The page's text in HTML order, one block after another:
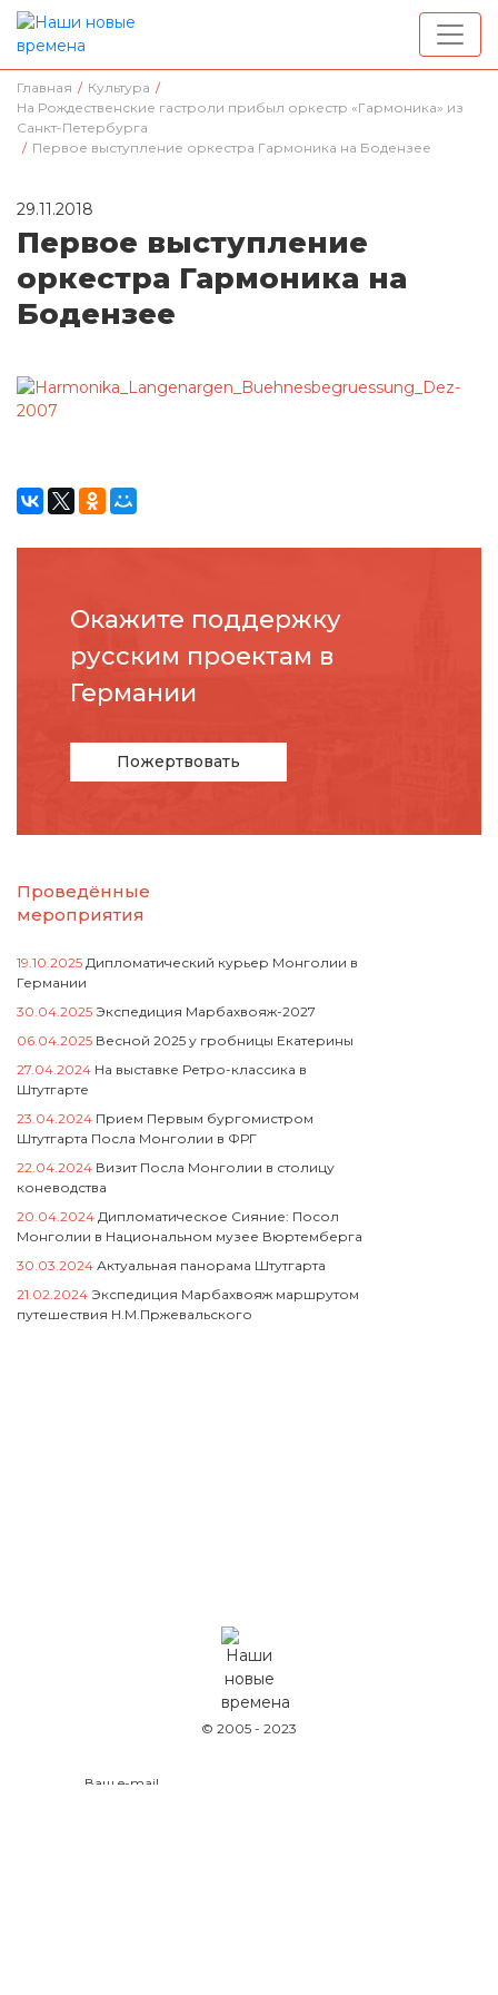
Главная / Культура /
На Рождественские гастроли прибыл оркестр «Гармоника» из
Санкт-Петербурга
/ Первое выступление оркестра Гармоника на Бодензее
29.11.2018
Первое выступление
оркестра Гармоника на
Бодензее
Окажите поддержку
русcким проектам в
Германии
Пожертвовать
Проведённые
мероприятия
19.10.2025 Дипломатический курьер Монголии в
Германии
30.04.2025 Экспедиция Марбахвояж-2027
06.04.2025 Весной 2025 у гробницы Екатерины
27.04.2024 На выставке Ретро-классика в
Штутгарте
23.04.2024 Прием Первым бургомистром
Штутгарта Посла Монголии в ФРГ
22.04.2024 Визит Посла Монголии в столицу
коневодства
20.04.2024 Дипломатическое Сияние: Посол
Монголии в Национальном музее Вюртемберга
30.03.2024 Актуальная панорама Штутгарта
21.02.2024 Экспедиция Марбахвояж маршрутом
путешествия Н.М.Пржевальского
© 2005 - 2023